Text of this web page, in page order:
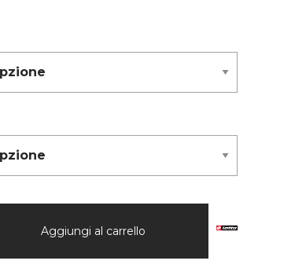
Aggiungi al carrello